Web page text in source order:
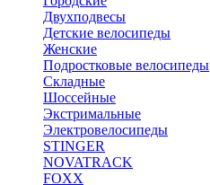
Двухподвесы
Детские велосипеды
Женские
Подростковые велосипеды
Складные
Шоссейные
Экстримальные
Электровелосипеды
STINGER
NOVATRACK
FOXX